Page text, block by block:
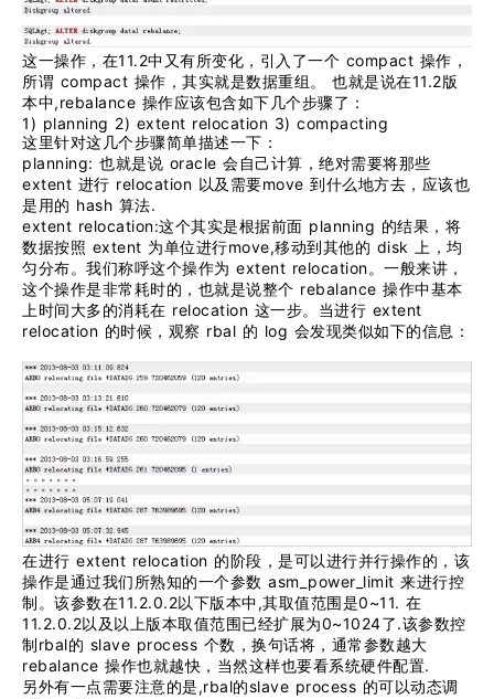
这一操作，在11.2中又有所变化，引入了一个 compact 操作，
所谓 compact 操作，其实就是数据重组。 也就是说在11.2版
本中,rebalance 操作应该包含如下几个步骤了：
1) planning 2) extent relocation 3) compacting
这里针对这几个步骤简单描述一下：
planning: 也就是说 oracle 会自己计算，绝对需要将那些
extent 进行 relocation 以及需要move 到什么地方去，应该也
是用的 hash 算法.
extent relocation:这个其实是根据前面 planning 的结果，将
数据按照 extent 为单位进行move,移动到其他的 disk
上，均
匀分布。我们称呼这个操作为 extent relocation 。一般来讲，
这个操作是非常耗时的，也就是说整个 rebalance 操作中基本
上时间大多的消耗在 relocation 这一步。当进行 extent
relocation 的时候，观察 rbal 的 log 会发现类似如下的信息：
在进行 extent relocation 的阶段，是可以进行并行操作的，该
操作是通过我们所熟知的一个参数 asm_power_limit 来进行控
制。该参数在11.2.0.2以下版本中 ,其取值范围是0~11. 在
11.2.0.2以及以上版本取值范围已经扩展为0~1024了 .该参数控
制 rbal的 slave process 个数，换句话将，通常参数越大
rebalance 操作也就越快，当然这样也要看系统硬件配置.
另外有一点需要注意的是 ,rbal的slave process 的可以动态调